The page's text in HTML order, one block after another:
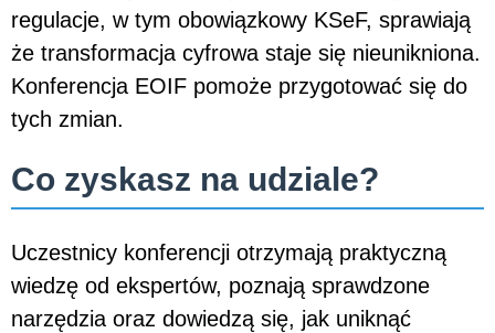
regulacje, w tym obowiązkowy KSeF, sprawiają
że transformacja cyfrowa staje się nieunikniona.
Konferencja EOIF pomoże przygotować się do
tych zmian.
Co zyskasz na udziale?
Uczestnicy konferencji otrzymają praktyczną
wiedzę od ekspertów, poznają sprawdzone
narzędzia oraz dowiedzą się, jak uniknąć